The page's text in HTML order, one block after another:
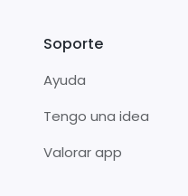
Soporte
Ayuda
Tengo una idea
Valorar app